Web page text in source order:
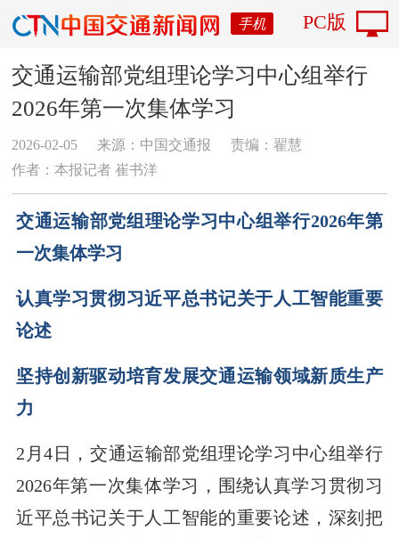
手机 PC版
交通运输部党组理论学习中心组举行
2026年第一次集体学习
2026-02-05 来源：中国交通报
责编：翟慧
作者：本报记者 崔书洋
交通运输部党组理论学习中心组举行2026年第
一次集体学习
认真学习贯彻习近平总书记关于人工智能重要
论述
坚持创新驱动培育发展交通运输领域新质生产
力
2月4日，交通运输部党组理论学习中心组举行
2026年第一次集体学习，围绕认真学习贯彻习
近平总书记关于人工智能的重要论述，深刻把